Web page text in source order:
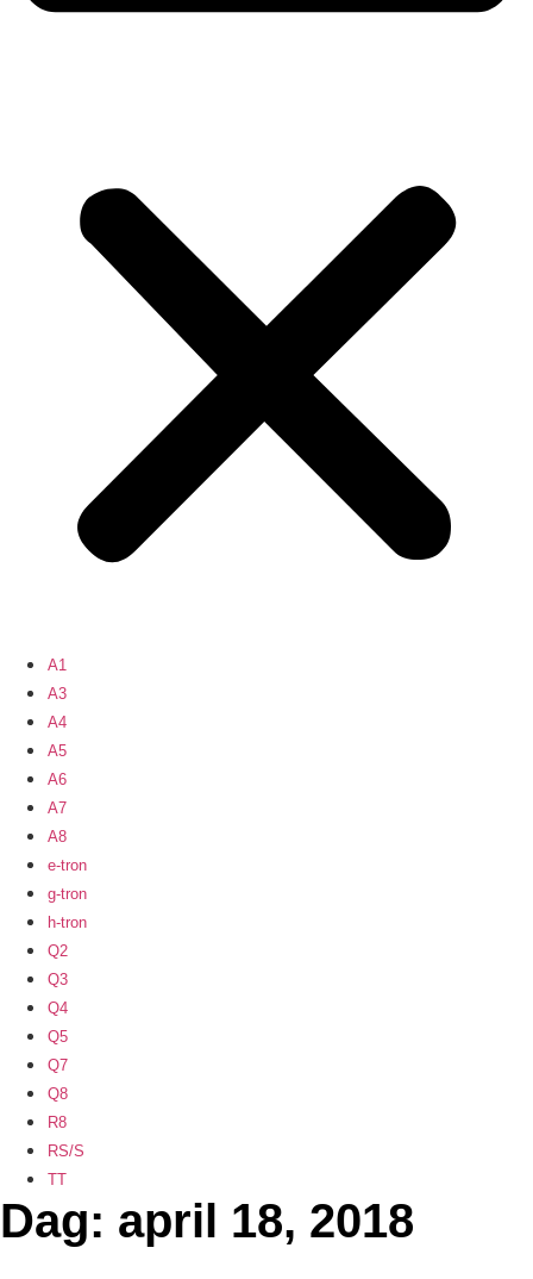
A1
A3
A4
A5
A6
A7
A8
e-tron
g-tron
h-tron
Q2
Q3
Q4
Q5
Q7
Q8
R8
RS/S
TT
Dag: april 18, 2018